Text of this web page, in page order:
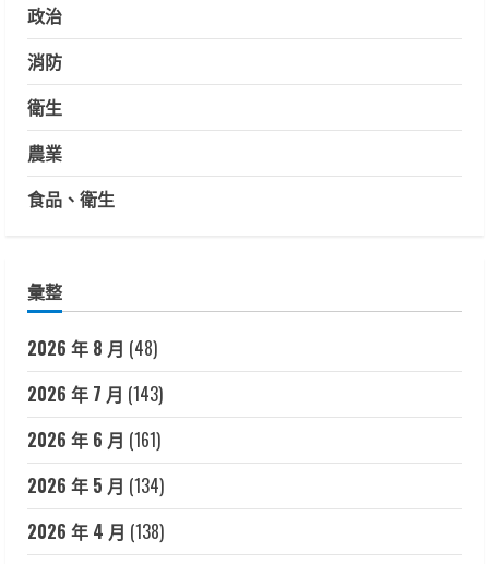
政治
消防
衛生
農業
食品、衛生
彙整
2026 年 8 月 (48)
2026 年 7 月 (143)
2026 年 6 月 (161)
2026 年 5 月 (134)
2026 年 4 月 (138)